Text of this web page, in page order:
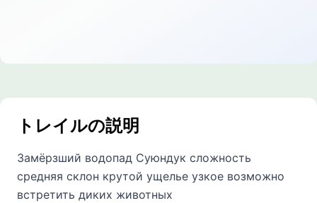
トレイルの説明
Замёрзший водопад Суюндук сложность
средняя склон крутой ущелье узкое возможно
встретить диких животных